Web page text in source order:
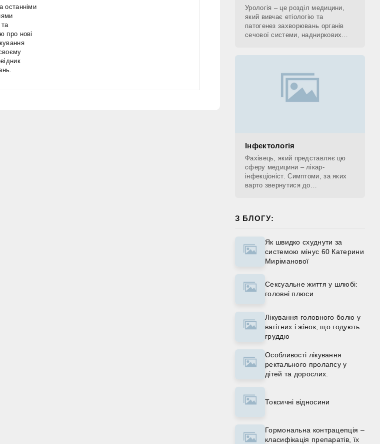
останніми
про нові
Урологія – це розділ медицини,
який вивчає етіологію та
патогенез захворювань органів
сечової системи, надниркових
Інфектологія
Фахівець, який представляє цю
сферу медицини – лікар-
інфекціоніст. Симптоми, за яких
варто звернутися до
порушення
З БЛОГУ:
Як швидко схуднути за
системою мінус 60 Катерини
Миріманової
Сексуальне життя у шлюбі:
головні плюси
Лікування головного болю у
вагітних і жінок, що годують
груддю
Особливості лікування
ректального пролапсу у
дітей та дорослих.
Токсичні відносини
Гормональна контрацепція –
класифікація препаратів, їх